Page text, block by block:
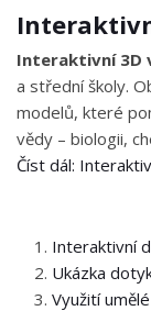
Interaktivní 3D
a střední školy.
modelů, které
vědy – biologii,
Číst dál:
Interaktivní
Ukázka
Využití